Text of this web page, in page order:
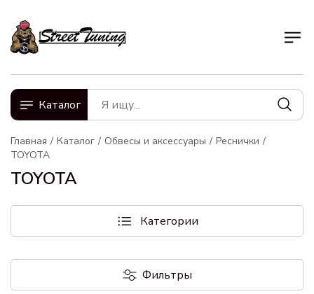
Каталог
Главная Каталог Обвесы и аксессуары
Реснички
TOYOTA
TOYOTA
Категории
Фильтры